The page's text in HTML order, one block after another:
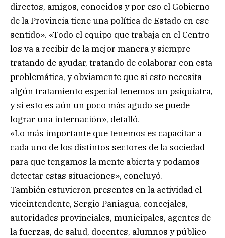
directos, amigos, conocidos y por eso el Gobierno
de la Provincia tiene una política de Estado en ese
sentido». «Todo el equipo que trabaja en el Centro
los va a recibir de la mejor manera y siempre
tratando de ayudar, tratando de colaborar con esta
problemática, y obviamente que si esto necesita
algún tratamiento especial tenemos un psiquiatra,
y si esto es aún un poco más agudo se puede
lograr una internación», detalló.
«Lo más importante que tenemos es capacitar a
cada uno de los distintos sectores de la sociedad
para que tengamos la mente abierta y podamos
detectar estas situaciones», concluyó.
También estuvieron presentes en la actividad el
viceintendente, Sergio Paniagua, concejales,
autoridades provinciales, municipales, agentes de
la fuerzas, de salud, docentes, alumnos y público